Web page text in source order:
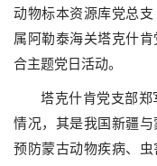
动物标本资源库党总
属阿勒泰海关塔克什
合主题党日活动。
塔克什肯党支部
情况，其是我国新疆
预防蒙古动物疾病、